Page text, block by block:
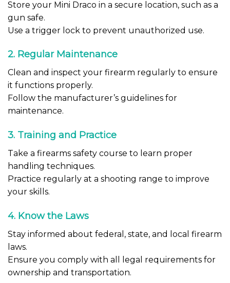
Store your Mini Draco in a secure location, such as a
gun safe.
Use a trigger lock to prevent unauthorized use.
2. Regular Maintenance
Clean and inspect your firearm regularly to ensure
it functions properly.
Follow the manufacturer’s guidelines for
maintenance.
3. Training and Practice
Take a firearms safety course to learn proper
handling techniques.
Practice regularly at a shooting range to improve
your skills.
4. Know the Laws
Stay informed about federal, state, and local firearm
laws.
Ensure you comply with all legal requirements for
ownership and transportation.